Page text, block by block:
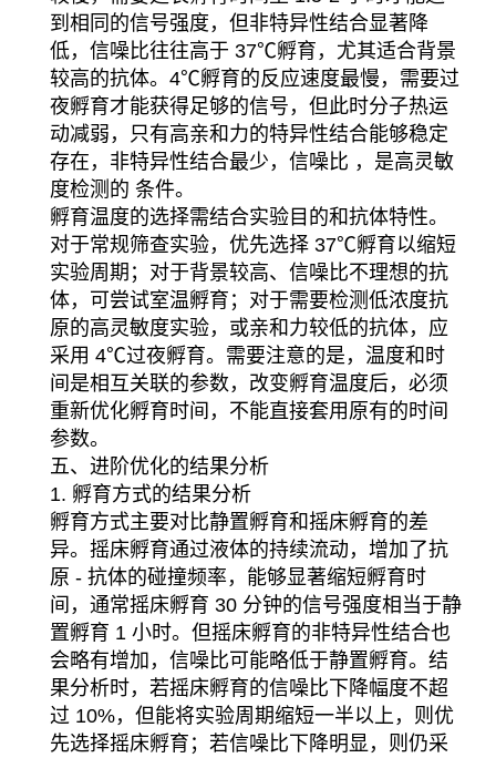
到相同的信号强度，但非特异性结合显著降
低，信噪比往往高于 37℃孵育，尤其适合背景
较高的抗体。4℃孵育的反应速度最慢，需要过
夜孵育才能获得足够的信号，但此时分子热运
动减弱，只有高亲和力的特异性结合能够稳定
存在，非特异性结合最少，信噪比 ，是高灵敏
度检测的 条件。
孵育温度的选择需结合实验目的和抗体特性。
对于常规筛查实验，优先选择 37℃孵育以缩短
实验周期；对于背景较高、信噪比不理想的抗
体，可尝试室温孵育；对于需要检测低浓度抗
原的高灵敏度实验，或亲和力较低的抗体，应
采用 4℃过夜孵育。需要注意的是，温度和时
间是相互关联的参数，改变孵育温度后，必须
重新优化孵育时间，不能直接套用原有的时间
参数。
五、进阶优化的结果分析
1. 孵育方式的结果分析
孵育方式主要对比静置孵育和摇床孵育的差
异。摇床孵育通过液体的持续流动，增加了抗
原 - 抗体的碰撞频率，能够显著缩短孵育时
间，通常摇床孵育 30 分钟的信号强度相当于静
置孵育 1 小时。但摇床孵育的非特异性结合也
会略有增加，信噪比可能略低于静置孵育。结
果分析时，若摇床孵育的信噪比下降幅度不超
过 10%，但能将实验周期缩短一半以上，则优
先选择摇床孵育；若信噪比下降明显，则仍采